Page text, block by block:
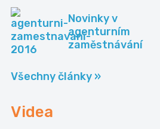
Novinky v
agenturním
zaměstnávání
Všechny články »
Videa